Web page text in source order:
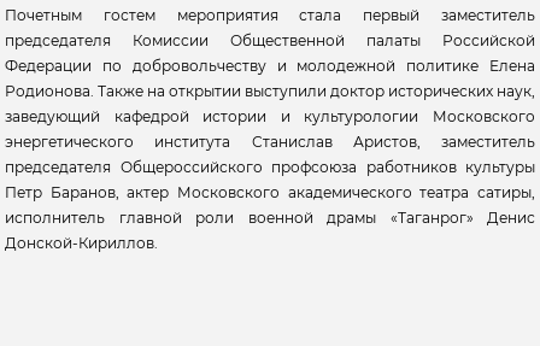
Почетным гостем мероприятия стала первый заместитель
председателя Комиссии Общественной палаты Российской
Федерации по добровольчеству и молодежной политике Елена
Родионова. Также на открытии выступили доктор исторических наук,
заведующий кафедрой истории и культурологии Московского
энергетического института Станислав Аристов, заместитель
председателя Общероссийского профсоюза работников культуры
Петр Баранов, актер Московского академического театра сатиры,
исполнитель главной роли военной драмы «Таганрог» Денис
Донской-Кириллов.